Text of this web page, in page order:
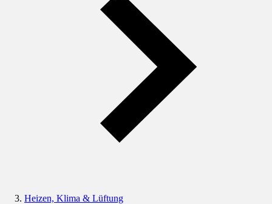
Heizen, Klima & Lüftung